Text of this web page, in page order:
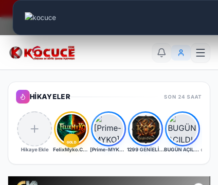
HIKAYELER SON 24 SAAT
Hikaye Ekle
GOLD
FelixMyko.Com ▌Old Myko v.1098 ▌70 Level CAP ▌Official : 21 Ağustos Cuma 22:00 ▌Starter Paket Bizden [Prime-MYKO] - [New Server The REBORN] - [BETA - 17.07.2026] - [OFFICIAL - 24.07.2026] 1299 GENİELİ SERVER BUGÜN AÇILDI | EŞİT PK SERVER | V24XXX | 83/1 LEVEL FULL İTEM | İTEM SATIŞI YOKTUR